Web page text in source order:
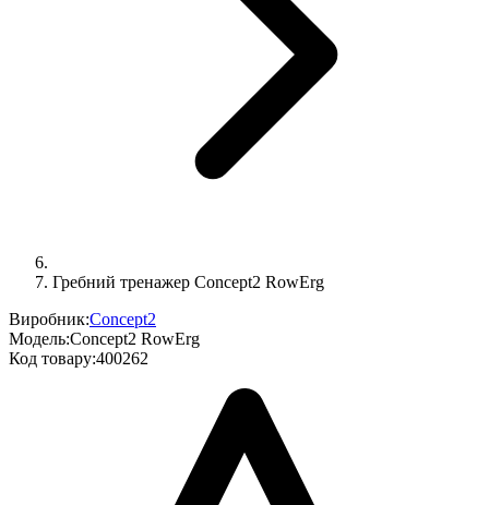
Гребний тренажер Concept2 RowErg
Виробник:Concept2
Модель:Concept2 RowErg
Код товару:400262